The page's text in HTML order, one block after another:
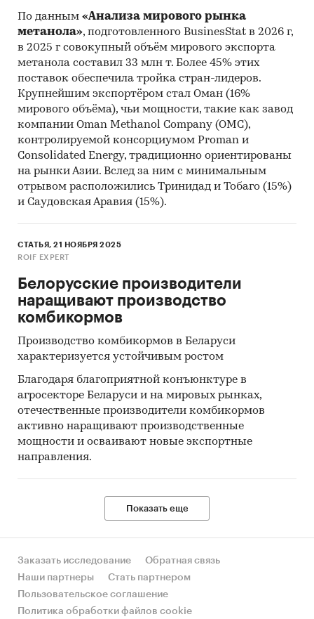
По данным «Анализа мирового рынка
метанола», подготовленного BusinesStat в 2026 г,
в 2025 г совокупный объём мирового экспорта
метанола составил 33 млн т. Более 45% этих
поставок обеспечила тройка стран-лидеров.
Крупнейшим экспортёром стал Оман (16%
мирового объёма), чьи мощности, такие как завод
компании Oman Methanol Company (OMC),
контролируемой консорциумом Proman и
Consolidated Energy, традиционно ориентированы
на рынки Азии. Вслед за ним с минимальным
отрывом расположились Тринидад и Тобаго (15%)
и Саудовская Аравия (15%).
СТАТЬЯ, 21 НОЯБРЯ 2025
ROIF EXPERT
Белорусские производители
наращивают производство
комбикормов
Производство комбикормов в Беларуси
характеризуется устойчивым ростом
Благодаря благоприятной конъюнктуре в
агросекторе Беларуси и на мировых рынках,
отечественные производители комбикормов
активно наращивают производственные
мощности и осваивают новые экспортные
направления.
Показать еще
Заказать исследование
Обратная связь
Наши партнеры
Стать партнером
Пользовательское соглашение
Политика обработки файлов cookie